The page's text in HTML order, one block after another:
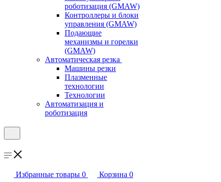
роботизация (GMAW)
Контроллеры и блоки
управления (GMAW)
Подающие
механизмы и горелки
(GMAW)
Автоматическая резка
Машины резки
Плазменные
технологии
Технологии
Автоматизация и
роботизация
Избранные товары 0 Корзина 0